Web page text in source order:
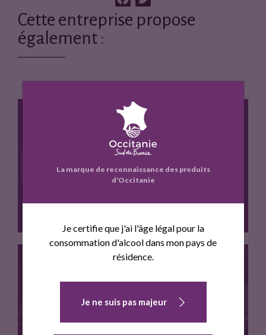
a
c
k
w
Cette entreprise propose
également :
TOMATE BIO
Filet de 4/5 pieces
MELON AU KG
La marque de reconnaissance des produits
d’Occitanie
Je certifie que j'ai l'âge légal pour la
consommation d'alcool dans mon pays de
résidence.
Je ne suis pas majeur